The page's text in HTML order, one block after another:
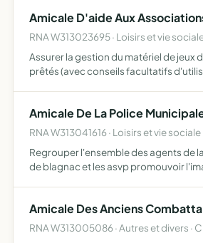
Amicale D'aide Aux
RNA W313023695 · Loisirs et vie
Assurer la gestion du matériel de jeux
prêtés (avec conseils facultatifs
Amicale De La Police
RNA W313041616 · Loisirs et vie
Regrouper l'ensemble des agents de
de blagnac et les asvp promouvoir
Amicale Des Anciens
RNA W313005086 · Autres et divers ·